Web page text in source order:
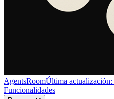
AgentsRoomÚltima actualización:
Funcionalidades